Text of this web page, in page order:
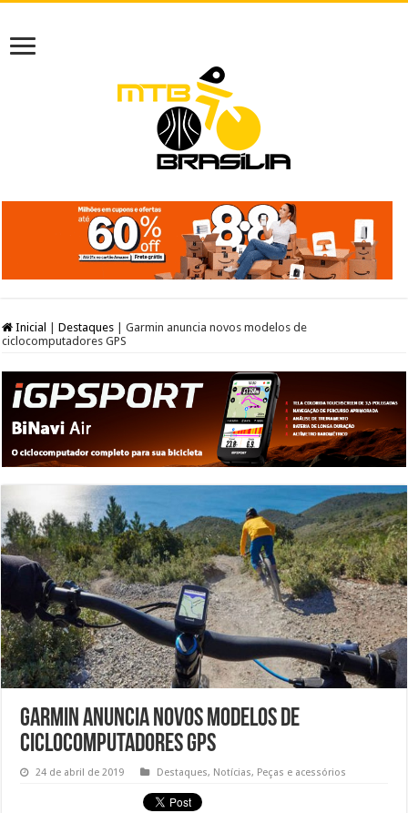
Inicial Destaques
Garmin anuncia novos modelos de
ciclocomputadores GPS
Garmin anuncia novos modelos de
ciclocomputadores GPS
24 de abril de 2019 Destaques, Notícias, Peças e acessórios